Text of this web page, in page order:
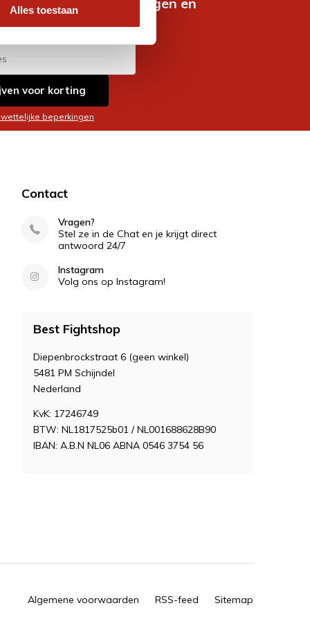
Alles toestaan
voor korting
beperkingen
Contact
Vragen?
Stel ze in de Chat en je krijgt direct
antwoord 24/7
Instagram
Volg ons op Instagram!
Best Fightshop
Diepenbrockstraat 6 (geen winkel)
5481 PM Schijndel
Nederland
KvK: 17246749
BTW: NL1817525b01 / NL001688628B90
IBAN: A.B.N NL06 ABNA 0546 3754 56
Algemene voorwaarden RSS-feed Sitemap